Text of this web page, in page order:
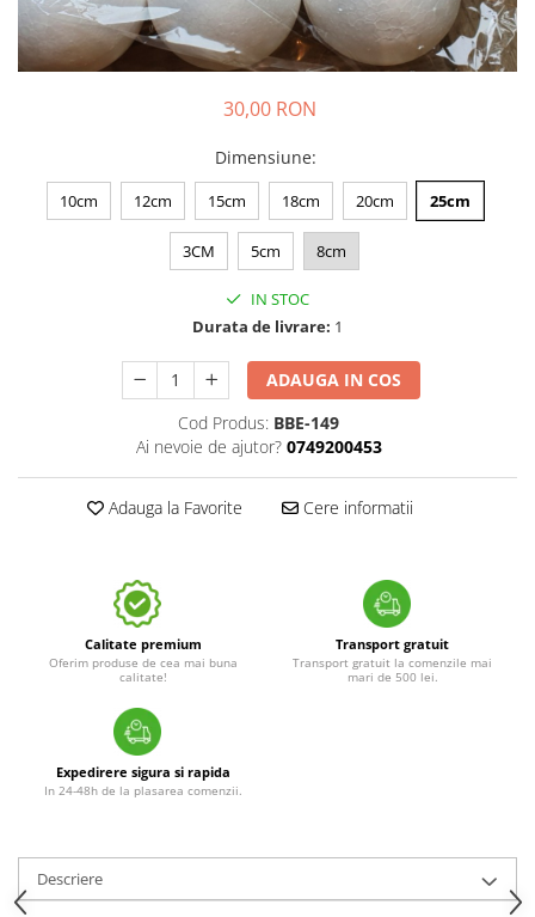
30,00 RON
Dimensiune:
10cm 12cm 15cm 18cm 20cm 25cm
3CM 5cm 8cm
IN STOC
Durata de livrare: 1
ADAUGA IN COS
Cod Produs: BBE-149
Ai nevoie de ajutor? 0749200453
Adauga la Favorite Cere informatii
Calitate premium
Oferim produse de cea mai buna
calitate!
Transport gratuit
Transport gratuit la comenzile mai
mari de 500 lei.
Expedirere sigura si rapida
In 24-48h de la plasarea comenzii.
Descriere